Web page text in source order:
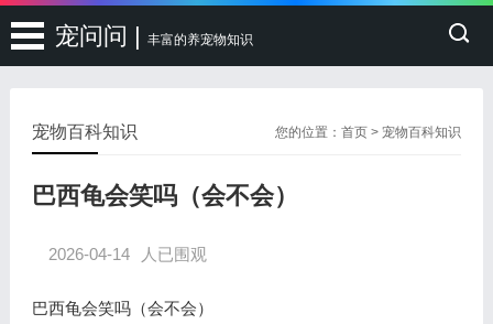
宠问问 | 丰富的养宠物知识
您的位置：首页 >宠物百科知识
宠物百科知识
巴西龟会笑吗（会不会）
2026-04-14 人已围观
巴西龟会笑吗（会不会）